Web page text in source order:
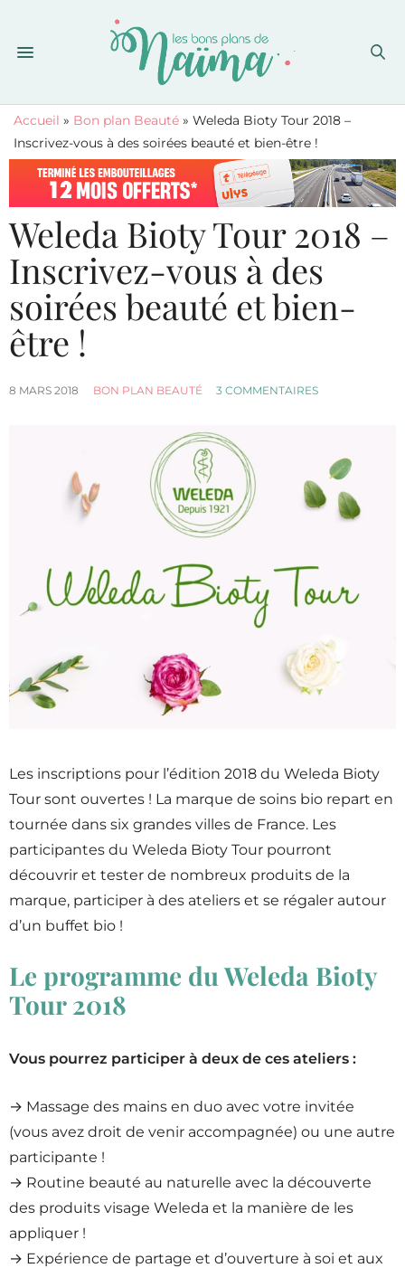
Accueil » Bon plan Beauté » Weleda Bioty Tour 2018 –
Inscrivez-vous à des soirées beauté et bien-être !
Weleda Bioty Tour 2018 –
Inscrivez-vous à des
soirées beauté et bien-
être !
8 MARS 2018 BON PLAN BEAUTÉ 3 COMMENTAIRES
Les inscriptions pour l’édition 2018 du Weleda Bioty
Tour sont ouvertes ! La marque de soins bio repart en
tournée dans six grandes villes de France. Les
participantes du Weleda Bioty Tour pourront
découvrir et tester de nombreux produits de la
marque, participer à des ateliers et se régaler autour
d’un buffet bio !
Le programme du Weleda Bioty
Tour 2018
Vous pourrez participer à deux de ces ateliers :
→ Massage des mains en duo avec votre invitée
(vous avez droit de venir accompagnée) ou une autre
participante !
→ Routine beauté au naturelle avec la découverte
des produits visage Weleda et la manière de les
appliquer !
→ Expérience de partage et d’ouverture à soi et aux